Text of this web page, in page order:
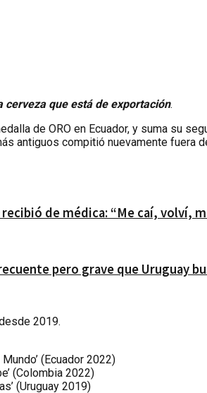
cerveza que está de exportación.
de ORO en Ecuador, y suma su
antiguos compitió nuevamente
de médica: “Me caí, volví,
pero grave que Uruguay
2019.
(Ecuador 2022)
(Colombia 2022)
(Uruguay 2019)